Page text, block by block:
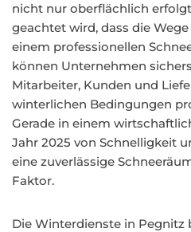
nicht nur oberflächlich
geachtet wird, dass die
einem professionellen
können Unternehmen
Mitarbeiter, Kunden und
winterlichen Bedingungen
Gerade in einem
Jahr 2025 von Schnelligkeit
eine zuverlässige
Faktor.
Die Winterdienste in